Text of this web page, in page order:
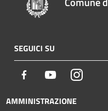
SEGUICI SU
Facebook Youtube
AMMINISTRAZIONE